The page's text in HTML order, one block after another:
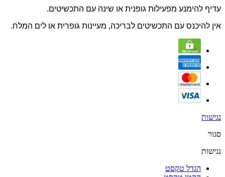
עדיף להימנע מפעילות גופנית או שינה עם התכשיטים.
אין להיכנס עם התכשיטים לבריכה, מעיינות גופרית או לים המלח.
נגישות
סגור
נגישות
הגדל טקסט